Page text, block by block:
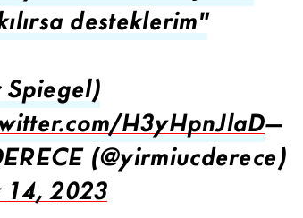
desteklerim"
Spiegel)
H3yHpnJlaD—
(@yirmiucderece)
14, 2023